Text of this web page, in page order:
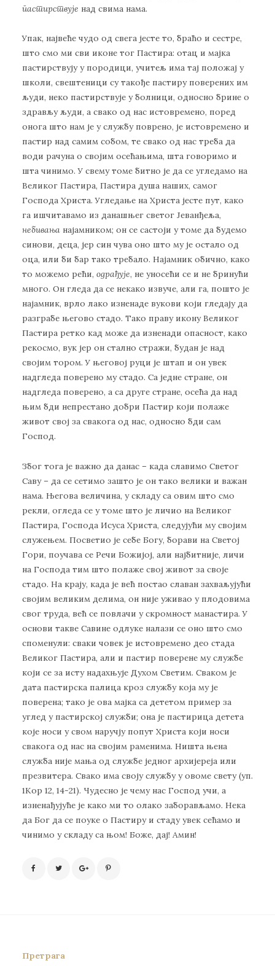
пастирствује над свима нама.
Упак, највеће чудо од свега јесте то, браћо и сестре,
што смо ми сви иконе тог Пастира: отац и мајка
пастирствују у породици, учитељ има тај положај у
школи, свештеници су такође пастиру поверених им
људи, неко пастирствује у болници, односно брине о
здрављу људи, а свако од нас истовремено, поред
онога што нам је у службу поврено, је истовремено и
пастир над самим собом, те свако од нас треба да
води рачуна о својим осећањима, шта говоримо и
шта чинимо. У свему томе битно је да се угледамо на
Великог Пастира, Пастира душа наших, самог
Господа Христа. Угледање на Христа јесте пут, како
га ишчитавамо из данашњег светог Јеванђеља,
небивања најамником; он се састоји у томе да будемо
синови, деца, јер син чува оно што му је остало од
оца, или би бар тако требало. Најамник обично, како
то можемо рећи, одрађује, не уносећи се и не бринући
много. Он гледа да се некако извуче, али га, пошто је
најамник, врло лако изненаде вукови који гледају да
разграбе његово стадо. Тако праву икону Великог
Пастира ретко кад може да изненади опасност, како
рекосмо, вук јер он стално стражи, будан је над
својим тором. У његовој руци је штап и он увек
надгледа поверено му стадо. Са једне стране, он
надгледа поверено, а са друге стране, осећа да над
њим бди непрестано добри Пастир који полаже
живот свој за свакога од нас, односно бди сам
Господ.
Због тога је важно да данас – када славимо Светог
Саву – да се сетимо зашто је он тако велики и важан
нама. Његова величина, у складу са овим што смо
рекли, огледа се у томе што је личио на Великог
Пастира, Господа Исуса Христа, следујући му својим
служењем. Посветио је себе Богу, борави на Светој
Гори, поучава се Речи Божијој, али најбитније, личи
на Господа тим што полаже свој живот за своје
стадо. На крају, када је већ постао славан захваљујући
својим великим делима, он није уживао у плодовима
свог труда, већ се повлачи у скромност манастира. У
основи такве Савине одлуке налази се оно што смо
споменули: сваки човек је истовремено део стада
Великог Пастира, али и пастир поверене му службе
који се за исту надахњује Духом Светим. Сваком је
дата пастирска палица кроз службу која му је
поверена; тако је ова мајка са дететом пример за
углед у пастирској служби; она је пастирица детета
које носи у свом наручју попут Христа који носи
свакога од нас на својим раменима. Ништа њена
служба није мања од службе једног архијереја или
презвитера. Свако има своју службу у овоме свету (уп.
1Кор 12, 14-21). Чудесно је чему нас Господ учи, а
изненађујуће је како ми то олако заборављамо. Нека
да Бог да се поуке о Пастиру и стаду увек сећамо и
чинимо у складу са њом! Боже, дај! Амин!
Претрага